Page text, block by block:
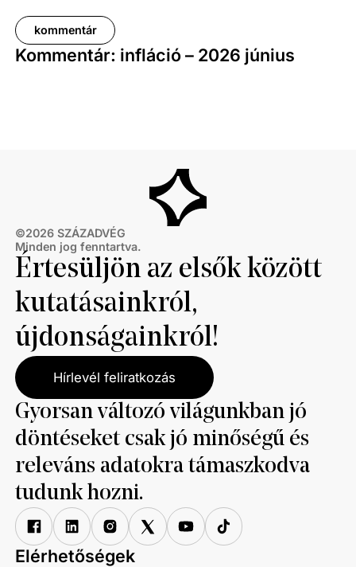
kommentár
Kommentár: infláció – 2026 június
©2026 SZÁZADVÉG
Minden jog fenntartva.
Értesüljön az elsők között
kutatásainkról,
újdonságainkról!
Hírlevél feliratkozás
Gyorsan változó világunkban jó
döntéseket csak jó minőségű és
releváns adatokra támaszkodva
tudunk hozni.
Elérhetőségek